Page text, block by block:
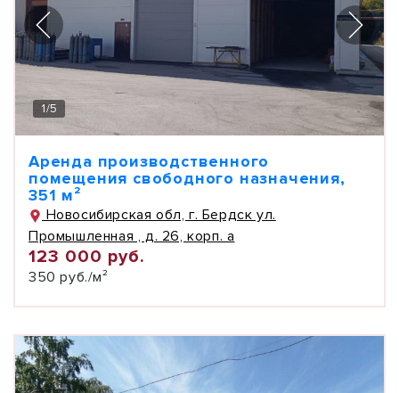
1/5
Аренда производственного
помещения свободного назначения,
351 м²
Новосибирская обл, г. Бердск ул.
Промышленная , д. 26, корп. а
123 000 руб.
350 руб./м²